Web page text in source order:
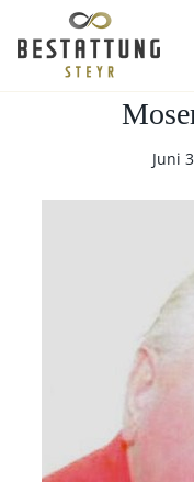
Juni